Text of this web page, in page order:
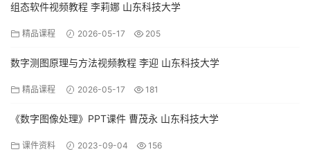
组态软件视频教程 李莉娜 山东科技大学
精品课程 2026-05-17 205
数字测图原理与方法视频教程 李迎 山东科技大学
精品课程 2026-05-17 181
《数字图像处理》PPT课件 曹茂永 山东科技大学
课件资料 2023-09-04 156